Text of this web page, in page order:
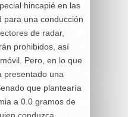
hincapié en las
para una conducción
de radar,
prohibidos, así
Pero, en lo que
presentado una
que plantearía
a 0.0 gramos de